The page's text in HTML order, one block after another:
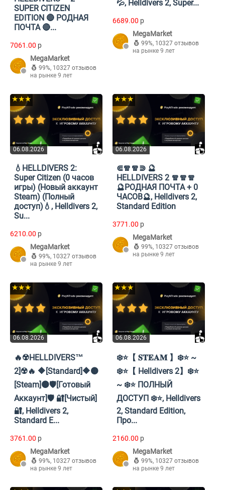
SUPER CITIZEN
EDITION 🔴 РОДНАЯ
ПОЧТА 🔴...
7061.00 p
MegaMarket
99%, 10327 отзывов
на рынке 9 лет
💦, Helldivers 2, Super...
6689.00 p
MegaMarket
99%, 10327 отзывов
на рынке 9 лет
06.08.2026
★★★
💧HELLDIVERS 2:
Super Citizen (0 часов
игры) (Новый аккаунт
Steam) (Полный
доступ)💧, Helldivers 2,
Su...
6210.00 p
MegaMarket
99%, 10327 отзывов
на рынке 9 лет
06.08.2026
★★★
⋐🧣🧣⋑ 🔮
HELLDIVERS 2 🧣🧣🧣
🔮РОДНАЯ ПОЧТА + 0
ЧАСОВ🔮, Helldivers 2,
Standard Edition
3771.00 p
MegaMarket
99%, 10327 отзывов
на рынке 9 лет
06.08.2026
★★★
🔥☢️HELLDIVERS™
2]☢️🔥 🔶[Standard]🔶🟤
[Steam]🟤🛡️[Готовый
Аккаунт]🛡️ 🔐[Чистый]
🔐, Helldivers 2,
Standard E...
3761.00 p
MegaMarket
99%, 10327 отзывов
на рынке 9 лет
06.08.2026
★★★
❄️⭐【 𝐒𝐓𝐄𝐀𝐌 】❄️⭐ ~
❄️⭐【 Helldivers 2】❄️⭐
~ ❄️⭐ ПОЛНЫЙ
ДОСТУП ❄️⭐, Helldivers
2, Standard Edition,
Про...
2160.00 p
MegaMarket
99%, 10327 отзывов
на рынке 9 лет